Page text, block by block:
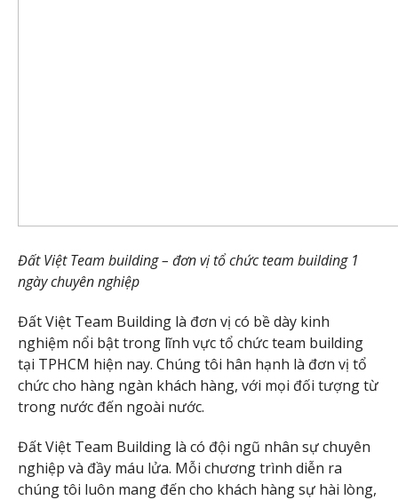
Đất Việt Team building – đơn vị tổ chức team building 1
ngày chuyên nghiệp
Đất Việt Team Building là đơn vị có bề dày kinh
nghiệm nổi bật trong lĩnh vực tổ chức team building
tại TPHCM hiện nay. Chúng tôi hân hạnh là đơn vị tổ
chức cho hàng ngàn khách hàng, với mọi đối tượng từ
trong nước đến ngoài nước.
Đất Việt Team Building là có đội ngũ nhân sự chuyên
nghiệp và đầy máu lửa. Mỗi chương trình diễn ra
chúng tôi luôn mang đến cho khách hàng sự hài lòng,